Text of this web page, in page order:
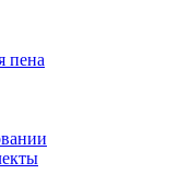
пена